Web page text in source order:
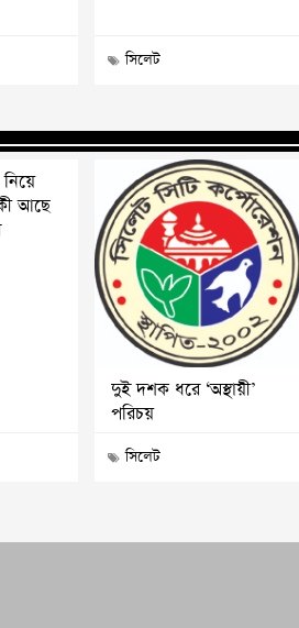
সিলেট
আছে
দুই দশক ধরে ‘অস্থায়ী’
পরিচয়
সিলেট